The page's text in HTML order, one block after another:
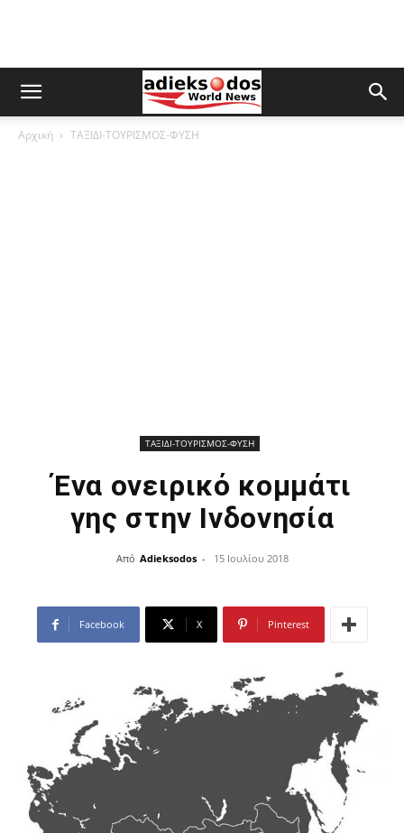
Αρχική ΤΑΞΙΔΙ-ΤΟΥΡΙΣΜΟΣ-ΦΥΣΗ
ΤΑΞΙΔΙ-ΤΟΥΡΙΣΜΟΣ-ΦΥΣΗ
Ένα ονειρικό κομμάτι
γης στην Ινδονησία
Από Adieksodos - 15 Ιουλίου 2018
Facebook X Pinterest